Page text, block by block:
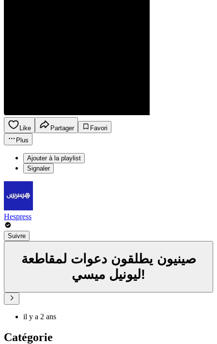
Like Partager
Favori
Plus
Ajouter à la playlist
Signaler
Hespress
Suivre
صينيون يطلقون دعوات لمقاطعة
ليونيل ميسي!
il y a 2 ans
Catégorie